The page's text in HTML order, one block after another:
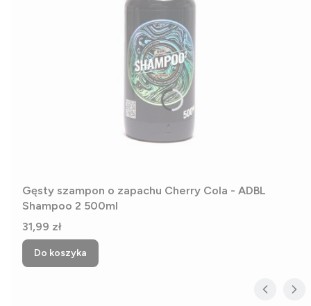
Gęsty szampon o zapachu Cherry Cola - ADBL
Shampoo 2 500ml
Cena
31,99 zł
Do koszyka